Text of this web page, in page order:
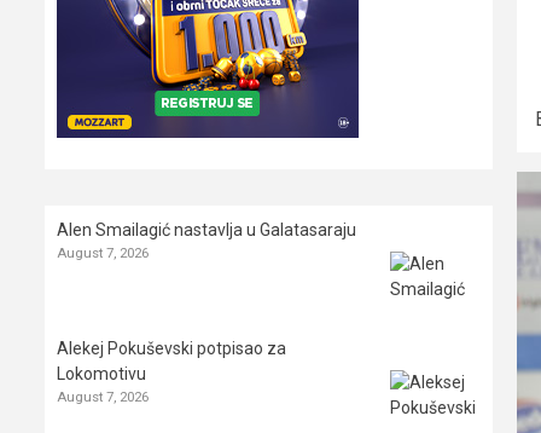
Alen Smailagić nastavlja u Galatasaraju
August 7, 2026
Alekej Pokuševski potpisao za
Lokomotivu
August 7, 2026